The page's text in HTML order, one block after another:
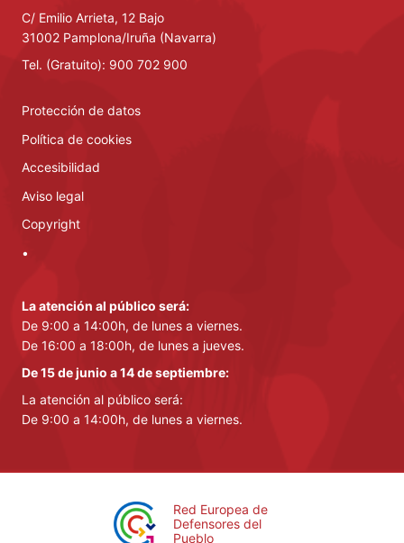
C/ Emilio Arrieta, 12 Bajo
31002 Pamplona/Iruña (Navarra)
Tel. (Gratuito): 900 702 900
Protección de datos
Política de cookies
Accesibilidad
Aviso legal
Copyright
•
La atención al público será:
De 9:00 a 14:00h, de lunes a viernes.
De 16:00 a 18:00h, de lunes a jueves.
De 15 de junio a 14 de septiembre:
La atención al público será:
De 9:00 a 14:00h, de lunes a viernes.
Red Europea de
Defensores del
Pueblo